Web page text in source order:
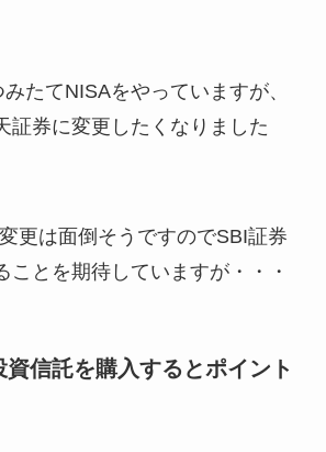
みたてNISAをやっていますが、
証券に変更したくなりました
更は面倒そうですのでSBI証券
ことを期待していますが・・・
信託を購入するとポイント